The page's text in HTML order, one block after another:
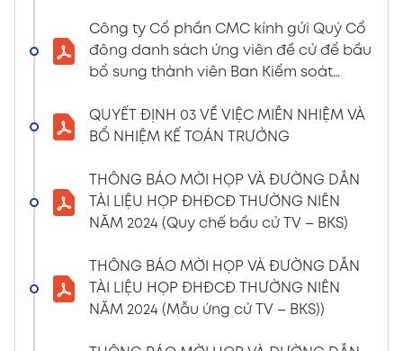
LIỆU HỌP ĐHĐCĐ THƯỜNG NIÊN NĂM 2024
(The Biểu quyết)
02/04/2024
THÔNG BÁO MỜI HỌP VÀ ĐƯỜNG DẪN TÀI
LIỆU HỌP ĐHĐCĐ THƯỜNG NIÊN NĂM 2024
(Phiếu Biểu quyết)
02/04/2024
6:07 PM
LIỆU HỌP ĐHĐCĐ THƯỜNG NIÊN NĂM 2024
(Phiếu Bầu bổ sung thành viên BKS)
Xem PDF
02/04/2024
THÔNG BÁO MỜI HỌP VÀ ĐƯỜNG DẪN TÀI
Xem PDF
Huyền)
Công ty Cổ phần CMC kính gửi Quý Cổ
đông danh sách ứng viên đề cử để bầu
bổ sung thành viên Ban Kiểm soát
Huyền)
QUYẾT ĐỊNH 03 VỀ VIỆC MIỄN NHIỆM VÀ
BỔ NHIỆM KẾ TOÁN TRƯỞNG
THÔNG BÁO MỜI HỌP VÀ ĐƯỜNG DẪN
TÀI LIỆU HỌP ĐHĐCĐ THƯỜNG NIÊN
NĂM 2024 (Quy chế bầu cử TV – BKS)
THÔNG BÁO MỜI HỌP VÀ ĐƯỜNG DẪN
TÀI LIỆU HỌP ĐHĐCĐ THƯỜNG NIÊN
NĂM 2024 (Mẫu ứng cử TV – BKS))